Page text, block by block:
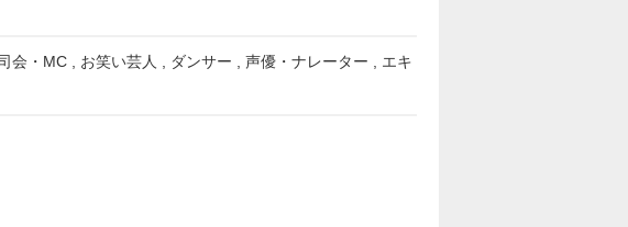
会・MC , お笑い芸人 , ダンサー , 声優・ナレーター , エキ